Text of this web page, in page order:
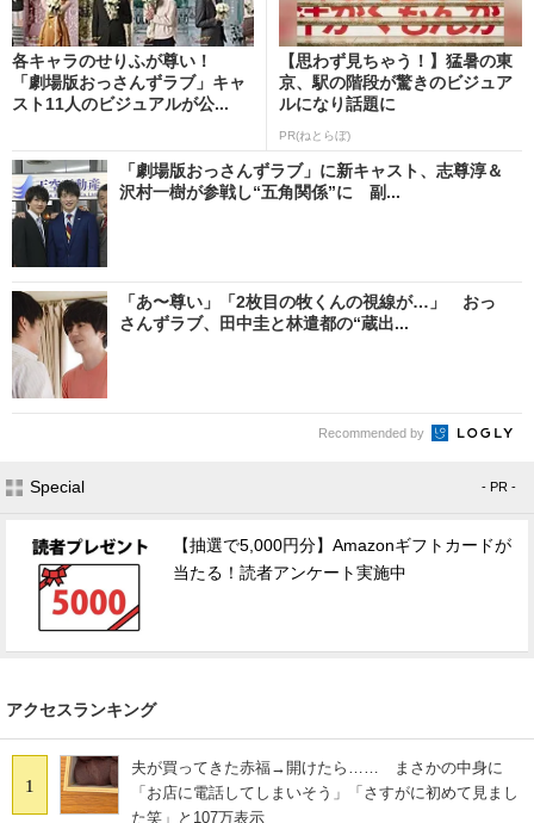
各キャラのせりふが尊い！
「劇場版おっさんずラブ」キャ
スト11人のビジュアルが公...
【思わず見ちゃう！】猛暑の東
京、駅の階段が驚きのビジュア
ルになり話題に
PR(ねとらぼ)
「劇場版おっさんずラブ」に新キャスト、志尊淳＆
沢村一樹が参戦し“五角関係”に 副...
「あ〜尊い」「2枚目の牧くんの視線が…」 おっ
さんずラブ、田中圭と林遣都の“蔵出...
Recommended by
Special - PR -
【抽選で5,000円分】Amazonギフトカードが
当たる！読者アンケート実施中
アクセスランキング
1
夫が買ってきた赤福→開けたら…… まさかの中身に
「お店に電話してしまいそう」「さすがに初めて見まし
た笑」と107万表示